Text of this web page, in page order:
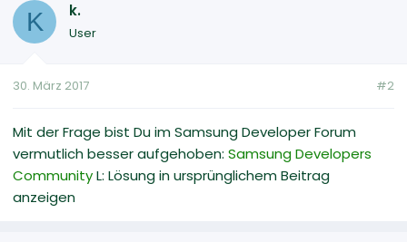
K k.
User
30. März 2017 #2
Mit der Frage bist Du im Samsung Developer Forum
vermutlich besser aufgehoben: Samsung Developers
CommunityL: Lösung in ursprünglichem Beitrag
anzeigen